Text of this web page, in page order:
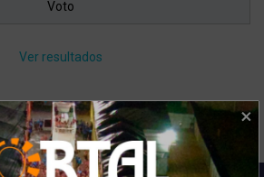
Ver resultados